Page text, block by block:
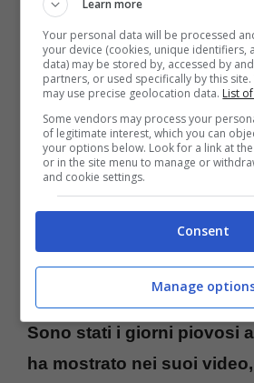
Capodanno alle Maldive,
figlia Mia, con la quale ha
all’inizio del 2024.La
condividere sui vari i social e
Instagram, gli outfit che ha
sue serate. In tantissimi sono
stucco dinanzi alle foto che
meravigliosa godersi la
compagnia della piccola.
Sono stati i giorni piovosi
ha mostrato nei suoi
Learn more
Your personal data will be processed
your device (cookies, unique identifiers,
data) may be stored by, accessed by
partners, or used specifically by this
may use precise geolocation data. List
Some vendors may process your
of legitimate interest, which you can
your options below. Look for a link at
or in the site menu to manage or
and cookie settings.
Consent
Manage